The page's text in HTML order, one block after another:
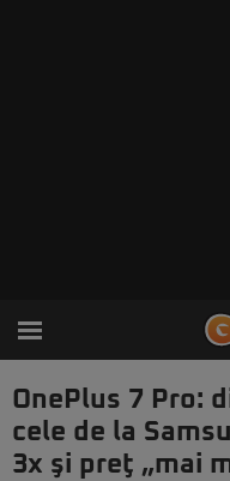
OnePlus 7 Pro:
cele de la
3x şi preţ „mai